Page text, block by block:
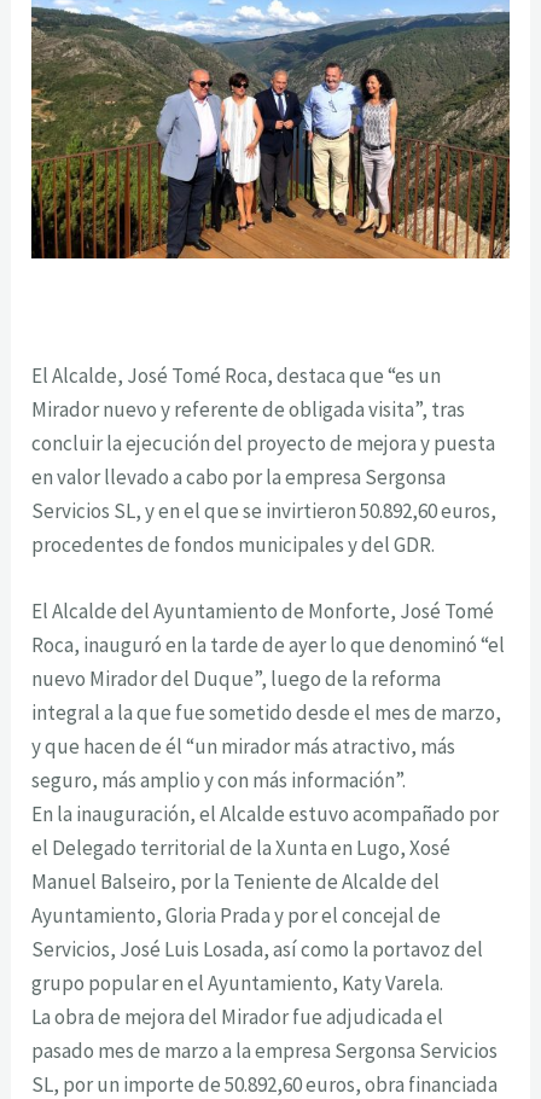
El Alcalde, José Tomé Roca, destaca que “es un
Mirador nuevo y referente de obligada visita”, tras
concluir la ejecución del proyecto de mejora y puesta
en valor llevado a cabo por la empresa Sergonsa
Servicios SL, y en el que se invirtieron 50.892,60 euros,
procedentes de fondos municipales y del GDR.
El Alcalde del Ayuntamiento de Monforte, José Tomé
Roca, inauguró en la tarde de ayer lo que denominó “el
nuevo Mirador del Duque”, luego de la reforma
integral a la que fue sometido desde el mes de marzo,
y que hacen de él “un mirador más atractivo, más
seguro, más amplio y con más información”.
En la inauguración, el Alcalde estuvo acompañado por
el Delegado territorial de la Xunta en Lugo, Xosé
Manuel Balseiro, por la Teniente de Alcalde del
Ayuntamiento, Gloria Prada y por el concejal de
Servicios, José Luis Losada, así como la portavoz del
grupo popular en el Ayuntamiento, Katy Varela.
La obra de mejora del Mirador fue adjudicada el
pasado mes de marzo a la empresa Sergonsa Servicios
SL, por un importe de 50.892,60 euros, obra financiada